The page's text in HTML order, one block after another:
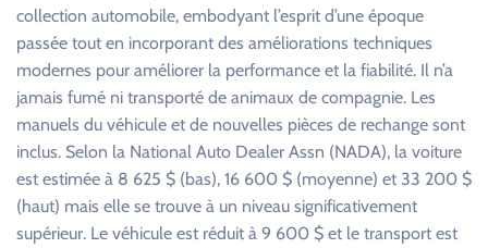
collection automobile, embodyant l’esprit d’une époque
passée tout en incorporant des améliorations techniques
modernes pour améliorer la performance et la fiabilité. Il n’a
jamais fumé ni transporté de animaux de compagnie. Les
manuels du véhicule et de nouvelles pièces de rechange sont
inclus. Selon la National Auto Dealer Assn (NADA), la voiture
est estimée à 8 625 $ (bas), 16 600 $ (moyenne) et 33 200 $
(haut) mais elle se trouve à un niveau significativement
supérieur. Le véhicule est réduit à 9 600 $ et le transport est